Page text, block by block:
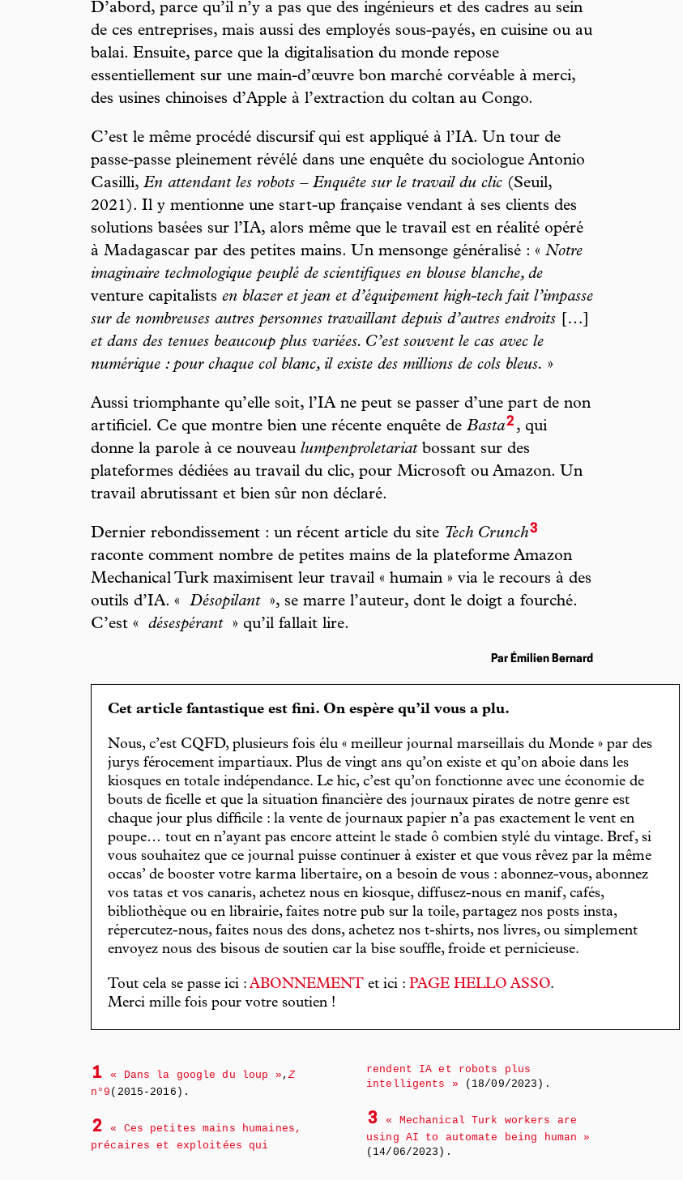
D’abord, parce qu’il n’y a pas que des ingénieurs et des cadres au sein
de ces entreprises, mais aussi des employés sous-payés, en cuisine ou au
balai. Ensuite, parce que la digitalisation du monde repose
essentiellement sur une main-d’œuvre bon marché corvéable à merci,
des usines chinoises d’Apple à l’extraction du coltan au Congo.
C’est le même procédé discursif qui est appliqué à l’IA. Un tour de
passe-passe pleinement révélé dans une enquête du sociologue Antonio
Casilli, En attendant les robots – Enquête sur le travail du clic (Seuil,
2021). Il y mentionne une start-up française vendant à ses clients des
solutions basées sur l’IA, alors même que le travail est en réalité opéré
à Madagascar par des petites mains. Un mensonge généralisé : « Notre
imaginaire technologique peuplé de scientifiques en blouse blanche, de
venture capitalists en blazer et jean et d’équipement high-tech fait l’impasse
sur de nombreuses autres personnes travaillant depuis d’autres endroits
[…]
et dans des tenues beaucoup plus variées. C’est souvent le cas avec le
numérique : pour chaque col blanc, il existe des millions de cols bleus. »
Aussi triomphante qu’elle soit, l’IA ne peut se passer d’une part de non
artificiel. Ce que montre bien une récente enquête de Basta2 , qui
donne la parole à ce nouveau lumpenproletariatbossant sur des
plateformes dédiées au travail du clic, pour Microsoft ou Amazon. Un
travail abrutissant et bien sûr non déclaré.
Dernier rebondissement : un récent article du site Tech Crunch3
raconte comment nombre de petites mains de la plateforme Amazon
Mechanical Turk maximisent leur travail « humain » via le recours à des
outils d’IA. «
Désopilant », se marre l’auteur, dont le doigt a fourché.
C’est «
désespérant » qu’il fallait lire.
Par Émilien Bernard
Cet article fantastique est fini. On espère qu’il vous a plu.
Nous, c’est CQFD, plusieurs fois élu « meilleur journal marseillais du Monde » par des
jurys férocement impartiaux. Plus de vingt ans qu’on existe et qu’on aboie dans les
kiosques en totale indépendance. Le hic, c’est qu’on fonctionne avec une économie de
bouts de ficelle et que la situation financière des journaux pirates de notre genre est
chaque jour plus difficile : la vente de journaux papier n’a pas exactement le vent en
poupe… tout en n’ayant pas encore atteint le stade ô combien stylé du vintage. Bref, si
vous souhaitez que ce journal puisse continuer à exister et que vous rêvez par la même
occas’ de booster votre karma libertaire, on a besoin de vous : abonnez-vous, abonnez
vos tatas et vos canaris, achetez nous en kiosque, diffusez-nous en manif, cafés,
bibliothèque ou en librairie, faites notre pub sur la toile, partagez nos posts insta,
répercutez-nous, faites nous des dons, achetez nos t-shirts, nos livres, ou simplement
envoyez nous des bisous de soutien car la bise souffle, froide et pernicieuse.
Tout cela se passe ici : ABONNEMENT et ici : PAGE HELLO ASSO.
Merci mille fois pour votre soutien !
1 « Dans la google du loup » ,Z
n°9 (2015-2016).
2
« Ces petites mains humaines,
précaires et exploitées qui
rendent IA et robots plus
intelligents » (18/09/2023).
3
« Mechanical Turk workers are
using AI to automate being human »
(14/06/2023).